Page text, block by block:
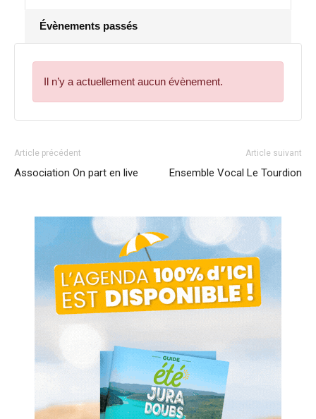
Évènements passés
Il n’y a actuellement aucun évènement.
Article précédent
Association On part en live
Article suivant
Ensemble Vocal Le Tourdion